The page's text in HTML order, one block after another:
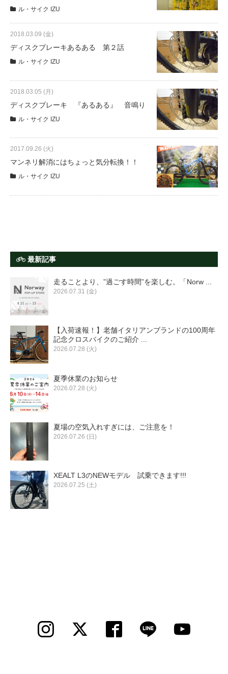
法人様向け割引
その他
お問い合わせ
個人情報保護
ル・サイク IZU
2018.03.09 (金)
ディスクブレーキあるある 第２話
ル・サイク IZU
2018.03.05 (月)
ディスクブレーキ 『あるある』 音鳴り
ル・サイク IZU
2017.09.26 (火)
マンネリ解消にはちょっと気分転換！！
ル・サイク IZU
最新記事
走ることより、”過ごす時間”を楽しむ。「Norw ...
2026.07.31 (金)
【入荷速報！】老舗イタリアンブランドの100周年
記念クロスバイクのご紹介 ...
2026.07.28 (火)
夏季休業のお知らせ
2026.07.28 (火)
夏場の空気入れすぎには、ご注意を！
2026.07.26 (日)
XEALT L3のNEWモデル 試乗できます!!!
2026.07.25 (土)